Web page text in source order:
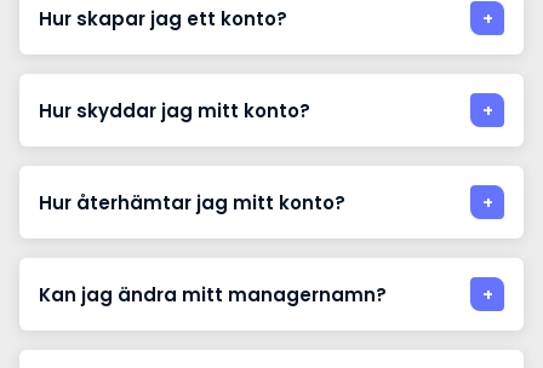
Hur skapar jag ett konto?
Hur skyddar jag mitt konto?
Hur återhämtar jag mitt konto?
Kan jag ändra mitt managernamn?